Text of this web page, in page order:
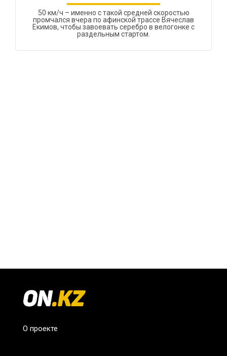
50 км/ч – именно с такой средней скоростью
промчался вчера по афинской трассе Вячеслав
Екимов, чтобы завоевать серебро в велогонке с
раздельным стартом.
О проекте